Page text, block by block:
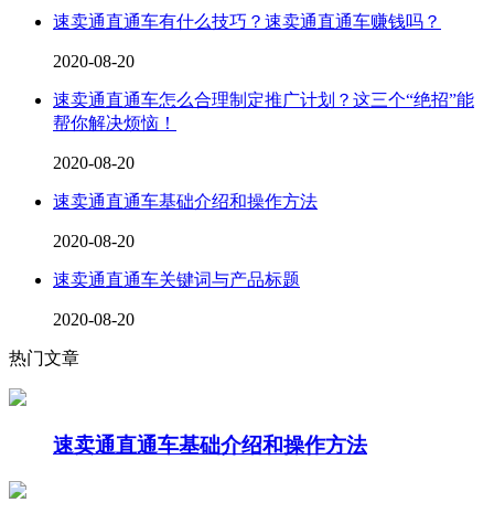
速卖通直通车有什么技巧？速卖通直通车赚钱吗？
2020-08-20
速卖通直通车怎么合理制定推广计划？这三个“绝招”能
帮你解决烦恼！
2020-08-20
速卖通直通车基础介绍和操作方法
2020-08-20
速卖通直通车关键词与产品标题
2020-08-20
热门文章
速卖通直通车基础介绍和操作方法